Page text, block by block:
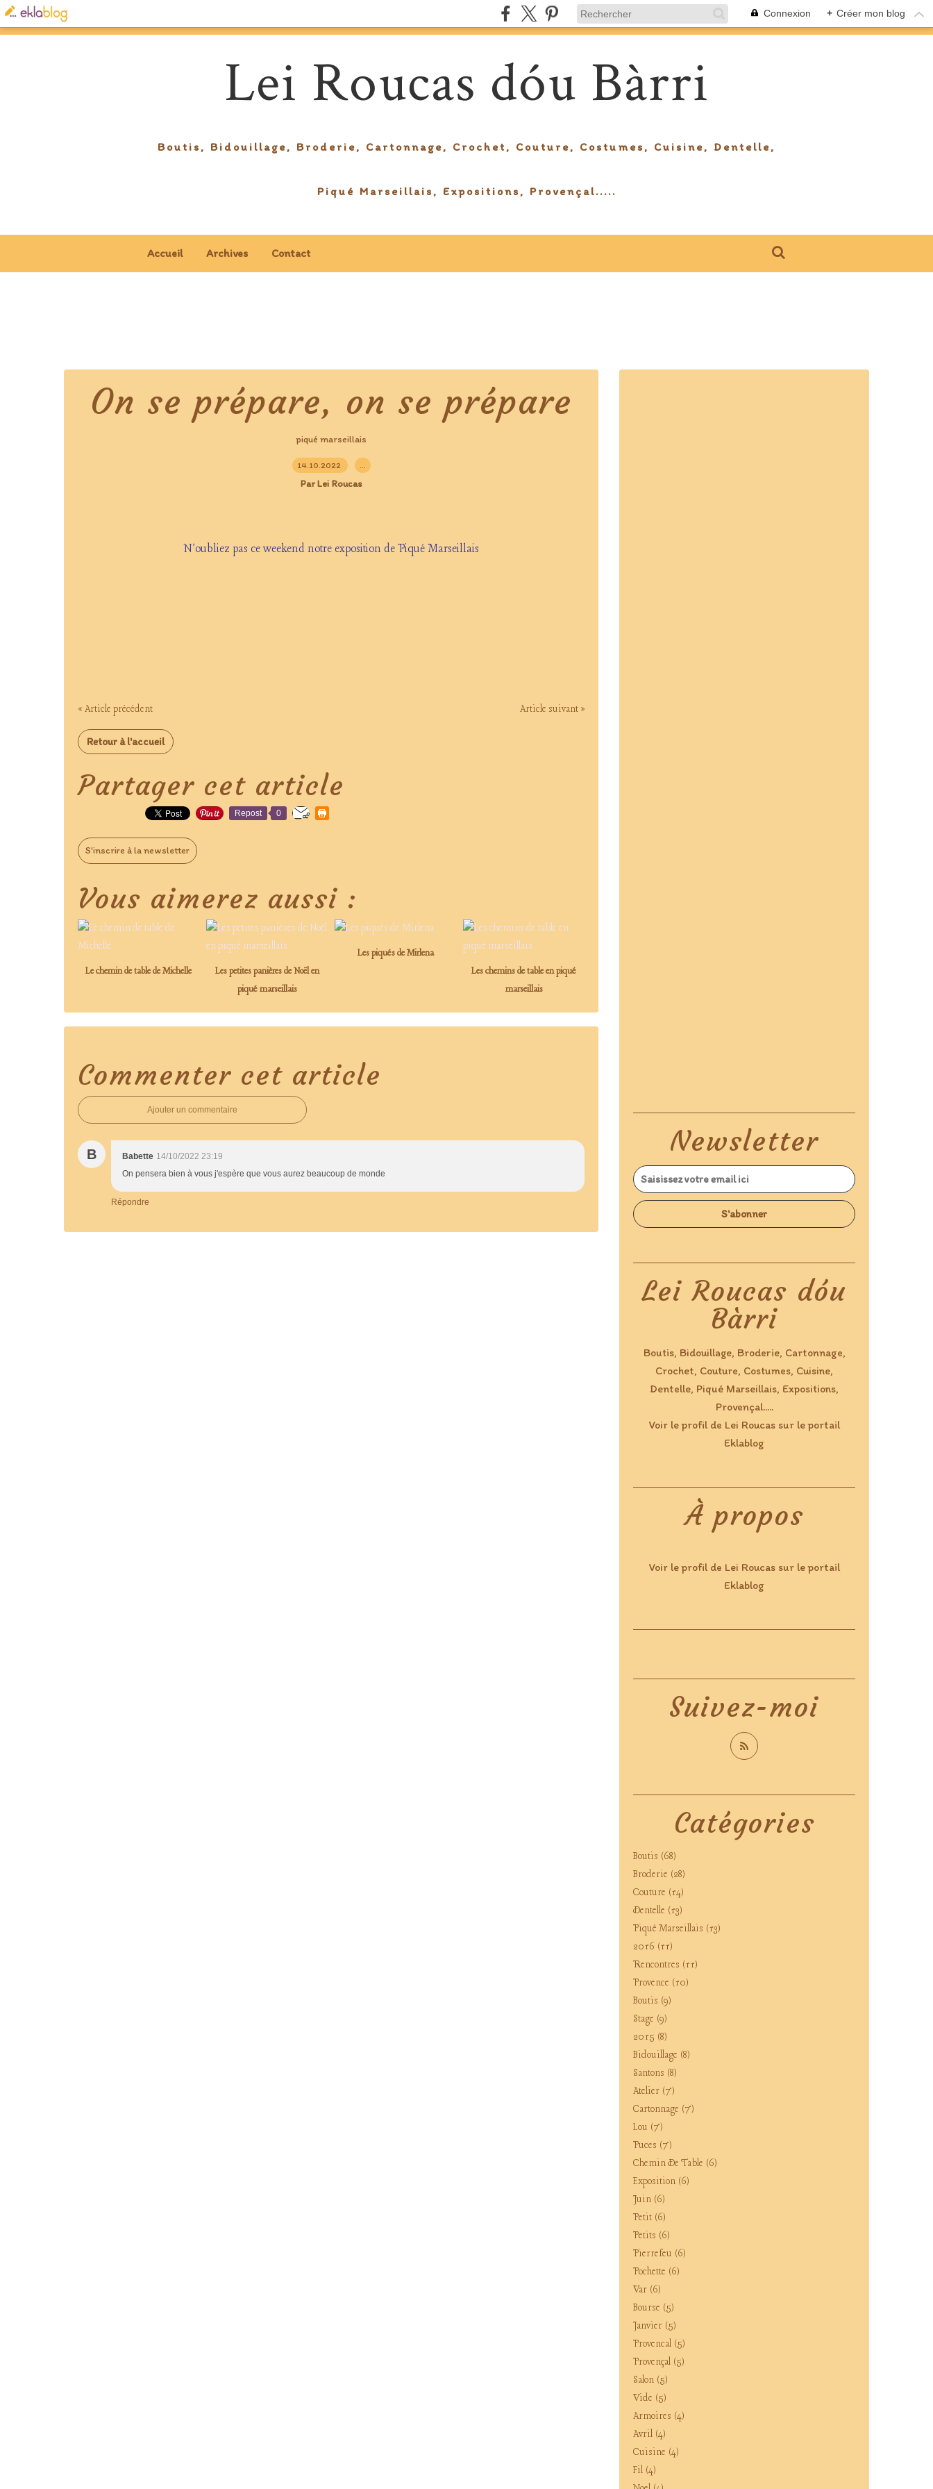
Connexion + Créer mon blog
Lei Roucas dóu Bàrri
Boutis, Bidouillage, Broderie, Cartonnage, Crochet, Couture, Costumes, Cuisine, Dentelle,
Piqué Marseillais, Expositions, Provençal.....
Accueil Archives Contact
On se prépare, on se prépare
piqué marseillais
14.10.2022 …
Par Lei Roucas
N'oubliez pas ce weekend notre exposition de Piqué Marseillais
« Article précédent Article suivant »
Retour à l'accueil
Partager cet article
Repost 0
S'inscrire à la newsletter
Vous aimerez aussi :
Le chemin de table de Michelle
Les petites panières de Noël en
piqué marseillais
Les piqués de Mirlena
Les chemins de table en piqué
marseillais
Commenter cet article
Ajouter un commentaire
B Babette 14/10/2022 23:19
On pensera bien à vous j'espère que vous aurez beaucoup de monde
Répondre
Newsletter
Catégories
Boutis (68)
Broderie (28)
Couture (14)
Dentelle (13)
Piqué Marseillais (13)
2016 (11)
Rencontres (11)
Provence (10)
Boutis (9)
Stage (9)
2015 (8)
Bidouillage (8)
Santons (8)
Atelier (7)
Cartonnage (7)
Lou (7)
Puces (7)
Chemin De Table (6)
Exposition (6)
Juin (6)
Petit (6)
Petits (6)
Pierrefeu (6)
Pochette (6)
Var (6)
Bourse (5)
Janvier (5)
Provencal (5)
Provençal (5)
Salon (5)
Vide (5)
Armoires (4)
Avril (4)
Cuisine (4)
Fil (4)
Lei Roucas dóu
Bàrri
Boutis, Bidouillage, Broderie, Cartonnage,
Crochet, Couture, Costumes, Cuisine,
Dentelle, Piqué Marseillais, Expositions,
Provençal.....
Voir le profil de Lei Roucassur le portail
Eklablog
Suivez-moi
À propos
Voir le profil de Lei Roucassur le portail
Eklablog